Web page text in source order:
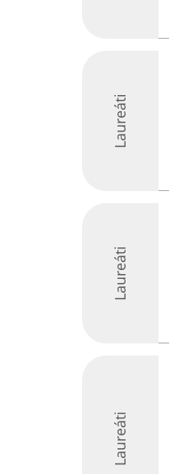
Laureáti
Laureáti
Laureáti